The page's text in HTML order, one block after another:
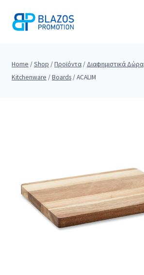
Home /Shop /Προϊόντα / Διαφημιστικά Δώρα
Kitchenware /Boards /ACALIM